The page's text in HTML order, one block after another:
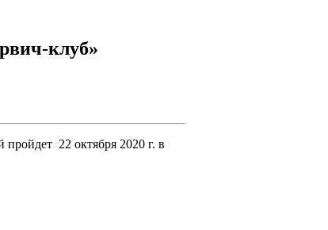
клуб»
22 октября 2020 г. в